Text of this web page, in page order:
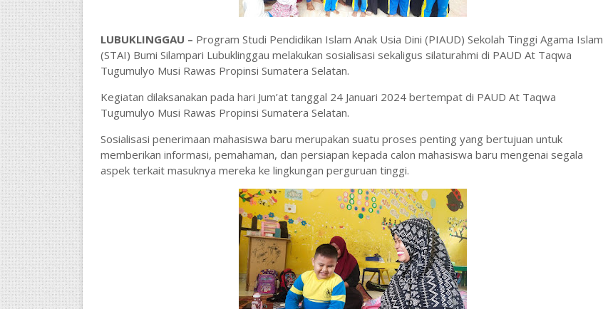
LUBUKLINGGAU – Program Studi Pendidikan Islam Anak Usia Dini (PIAUD) Sekolah Tinggi Agama Islam
(STAI) Bumi Silampari Lubuklinggau melakukan sosialisasi sekaligus silaturahmi di PAUD At Taqwa
Tugumulyo Musi Rawas Propinsi Sumatera Selatan.
Kegiatan dilaksanakan pada hari Jum’at tanggal 24 Januari 2024 bertempat di PAUD At Taqwa
Tugumulyo Musi Rawas Propinsi Sumatera Selatan.
Sosialisasi penerimaan mahasiswa baru merupakan suatu proses penting yang bertujuan untuk
memberikan informasi, pemahaman, dan persiapan kepada calon mahasiswa baru mengenai segala
aspek terkait masuknya mereka ke lingkungan perguruan tinggi.